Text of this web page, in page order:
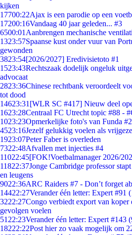
kijken
17700:22Ajax is een parodie op een
17200:16Vandaag 40 jaar geleden... #3
6500:01 Aanbrengen mechanische
1323:57Spaanse kust onder vuur van
gewonden
3823:54[2026/2027] Eredivisietoto #1
1523:43Rechtszaak dodelijk ongeluk
advocaat
2823:36Chinese rechtbank veroordeelt
tot dood
14623:31 [WLR SC #417] Nieuw deel
1623:28Centraal FC Utrecht topic #88 -
1023:23Opmerkelijke foto's van Funda
4523:16Jezelf gelukkig voelen als
1923:07Peter Faber is overleden
7322:48Afvallen met injecties #4
11022:45[FOK!Voetbalmanager 2026/
11822:37Jonge Cambridge professor
en leugens
9022:36ARC Raiders #7 - Don’t forget
14422:27Verander één letter: Expert #91
3222:27Congo verbiedt export van koper
gevolgen voelen
51 22:23Verander één letter: Expert #143
18222:22Post hier zo vaak mogelijk om